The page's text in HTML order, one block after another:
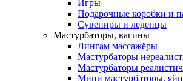
Игры
Подарочные коробки и
Сувениры и леденцы
Мастурбаторы, вагины
Лингам массажёры
Мастурбаторы
Мастурбаторы
Мини мастурбаторы,